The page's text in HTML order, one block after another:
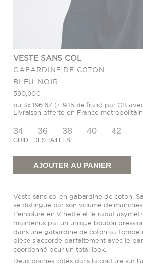
VESTE SANS COL
GABARDINE DE COTON
BLEU-NOIR
590,00€
ou 3x 196.67 (+ 9.15 de frais) par CB
Livraison offerte en France
34 36 38 40 42
GUIDE DES TAILLES
de
sans
AJOUTER AU PANIER
Veste sans col en gabardine de coton.
se distingue par son volume de
L’encolure en V nette et le rabat
maintenus par un unique bouton
dans une gabardine de coton au tombé
pièce s’accorde parfaitement avec le
coordonné pour un total look.
Deux poches côtés dans la couture sur